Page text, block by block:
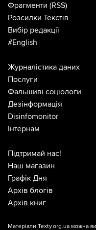
Фрагменти (RSS)
Розсилки Текстів
Вибір редакції
#English
Журналістика даних
Послуги
Фальшиві соціологи
Дезінформація
Disinfomonitor
Інтернам
Підтримай нас!
Наш магазин
Графік Дня
Архів блогів
Архів книг
Матеріали Texty.org.ua можна